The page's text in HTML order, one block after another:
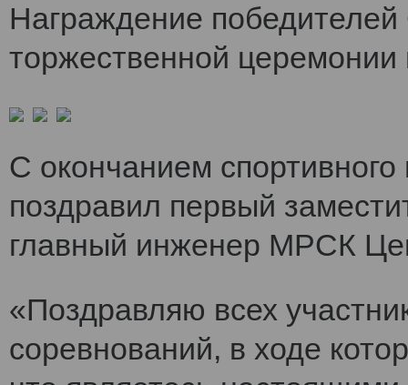
Награждение
торжественной
С окончанием
поздравил первый
главный инженер МРСК
«Поздравляю всех
соревнований, в ходе